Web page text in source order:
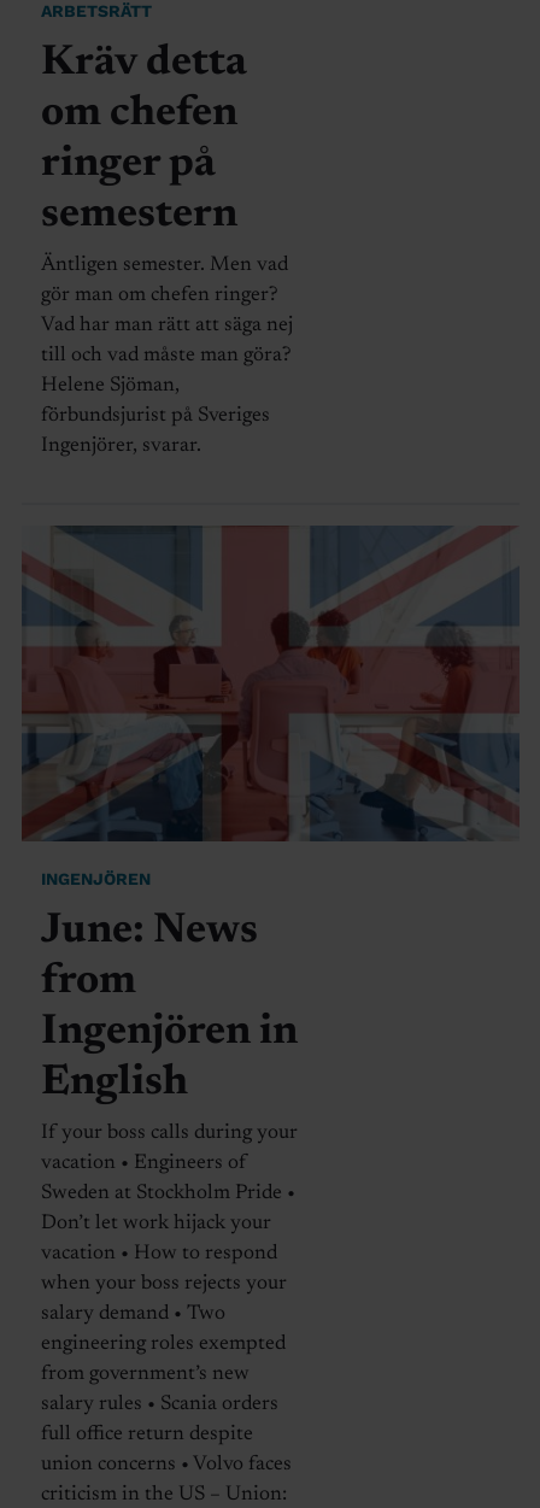
ARBETSRÄTT
Kräv detta
om chefen
ringer på
semestern
Äntligen semester. Men vad
gör man om chefen ringer?
Vad har man rätt att säga nej
till och vad måste man göra?
Helene Sjöman,
förbundsjurist på Sveriges
Ingenjörer, svarar.
INGENJÖREN
June: News
from
Ingenjören in
English
If your boss calls during your
vacation • Engineers of
Sweden at Stockholm Pride •
Don’t let work hijack your
vacation • How to respond
when your boss rejects your
salary demand • Two
engineering roles exempted
from government’s new
salary rules • Scania orders
full office return despite
union concerns • Volvo faces
criticism in the US – Union: